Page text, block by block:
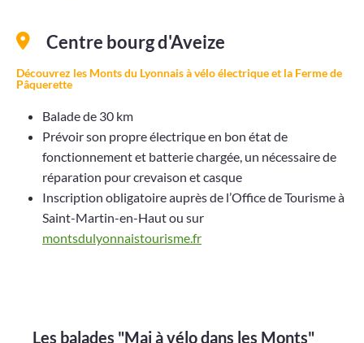
Centre bourg d'Aveize
Découvrez les Monts du Lyonnais à vélo électrique et la Ferme de
Pâquerette
Balade de 30 km
Prévoir son propre électrique en bon état de
fonctionnement et batterie chargée, un nécessaire de
réparation pour crevaison et casque
Inscription obligatoire auprès de l’Office de Tourisme à
Saint-Martin-en-Haut ou sur
montsdulyonnaistourisme.fr
Les balades "Mai à vélo dans les Monts"